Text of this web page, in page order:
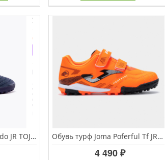
Обувь турф Joma Toledo JR TOJS.2403.TF Обувь турф Joma Poferful Tf JR POJS.2508.TFV
4 490 ₽